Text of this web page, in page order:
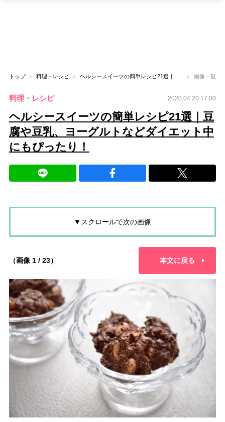
トップ 料理・レシピ 画像一覧
料理・レシピ 2020.04.20 17:00
ヘルシースイーツの簡単レシピ21選｜豆
腐や豆乳、ヨーグルトなどダイエット中
にもぴったり！
▼スクロールで次の画像
（画像 1 / 23） 本文に戻る